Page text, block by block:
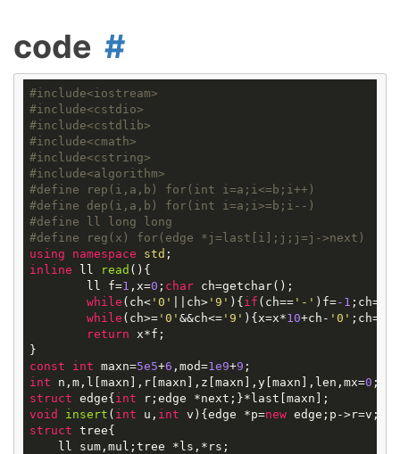
code
#include<iostream>
#include<cstdio>
#include<cstdlib>
#include<cmath>
#include<cstring>
#include<algorithm>
#define rep(i,a,b) for(int i=a;i<=b;i++)
#define dep(i,a,b) for(int i=a;i>=b;i--)
#define ll long long
#define reg(x) for(edge *j=last[i];j;j=j->next)
using
namespace std
inline ll read () {
	ll f=
1 ,x=0 ; char ch=getchar();
while (ch<'0' ||ch>'9' ){if (ch=='-' )f=-1
while (ch>='0' &&ch<='9' ){x=x*10+ch- '0'
return x*f;
const
int maxn=5e5+6 ,mod=1e9+9
int n,m,l[maxn],r[maxn],z[maxn],y[maxn],len,mx=0
struct edge{int
void
insert ( int u, int v) {edge *p=new
struct tree{
    ll sum,mul;tree *ls,*rs;